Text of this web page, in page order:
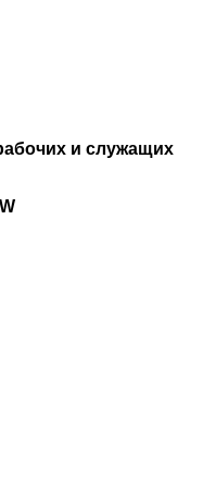
и служащих